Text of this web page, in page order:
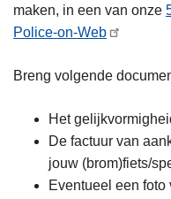
maken, in een van onze
Police-on-Web
Breng volgende
Het
De factuur van
jouw (brom)fiets/
Eventueel een foto